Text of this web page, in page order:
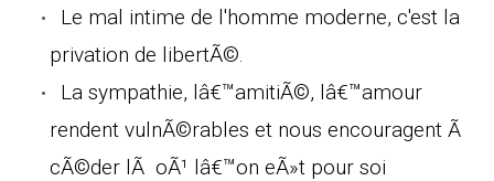
Le mal intime de l'homme moderne, c'est la
privation de libertÃ©.
La sympathie, lâ€™amitiÃ©, lâ€™amour
rendent vulnÃ©rables et nous encouragent Ã
cÃ©der lÃ oÃ¹ lâ€™on eÃ»t pour soi